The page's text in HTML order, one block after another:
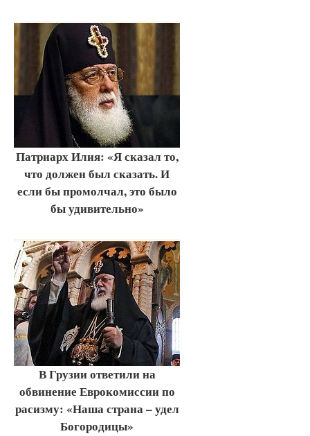
Патриарх Илия: «Я сказал то,
что должен был сказать. И
если бы промолчал, это было
бы удивительно»
В Грузии ответили на
обвинение Еврокомиссии по
расизму: «Наша страна – удел
Богородицы»